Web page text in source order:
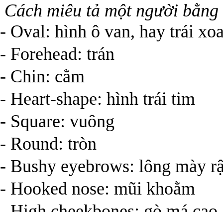
Cách miêu tả một người
- Oval: hình ô van, hay trái
- Forehead: trán
- Chin: cằm
- Heart-shape: hình trái tim
- Square: vuông
- Round: tròn
- Bushy eyebrows: lông mày
- Hooked nose: mũi khoằm